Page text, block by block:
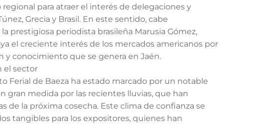
para atraer el interés de delegaciones y
Grecia y Brasil. En este sentido, cabe
prestigiosa periodista brasileña Marusia Gómez,
el creciente interés de los mercados americanos por
y conocimiento que se genera en Jaén.
el sector
Ferial de Baeza ha estado marcado por un notable
gran medida por las recientes lluvias, que han
de la próxima cosecha. Este clima de confianza se
tangibles para los expositores, quienes han